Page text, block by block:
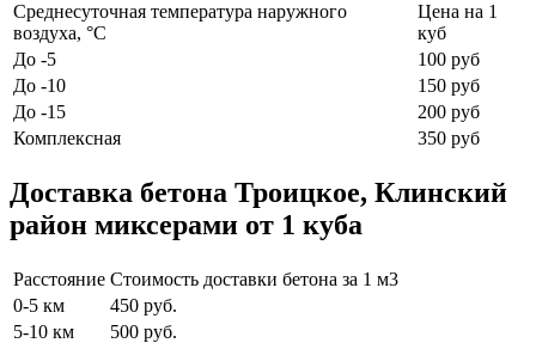
Среднесуточная температура наружного
воздуха, °C
Цена на 1
куб
До -5
100 руб
До -10
150 руб
До -15
200 руб
Комплексная
350 руб
Доставка бетона Троицкое, Клинский
район миксерами от 1 куба
Расстояние Стоимость доставки бетона за 1 м3
0-5 км
450 руб.
5-10 км
500 руб.